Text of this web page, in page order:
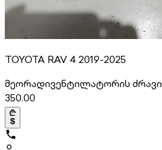
TOYOTA RAV 4 2019-2025
მეორადივენტილატორის ძრავი
350.00